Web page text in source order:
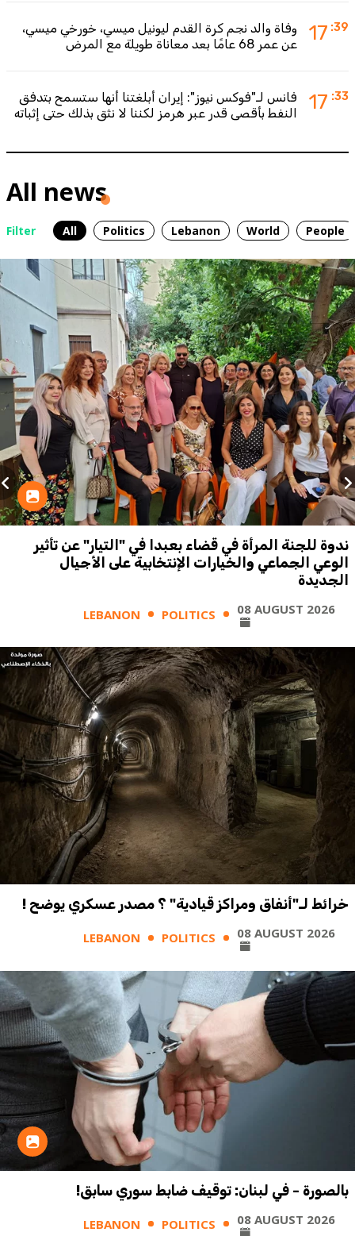
17 :39
وفاة والد نجم كرة القدم ليونيل ميسي، خورخي ميسي،
عن عمر 68 عامًا بعد معاناة طويلة مع المرض
17 :33
فانس لـ"فوكس نيوز": إيران أبلغتنا أنها ستسمح بتدفق
النفط بأقصى قدر عبر هرمز لكننا لا نثق بذلك حتى إثباته
All news
Filter All Politics Lebanon World People
ندوة للجنة المرأة في قضاء بعبدا في "التيار" عن تأثير
الوعي الجماعي والخيارات الإنتخابية على الأجيال
الجديدة
LEBANON POLITICS 08 AUGUST 2026
خرائط لـ"أنفاق ومراكز قيادية" ؟ مصدر عسكري يوضح !
LEBANON POLITICS 08 AUGUST 2026
بالصورة - في لبنان: توقيف ضابط سوري سابق!
LEBANON POLITICS 08 AUGUST 2026